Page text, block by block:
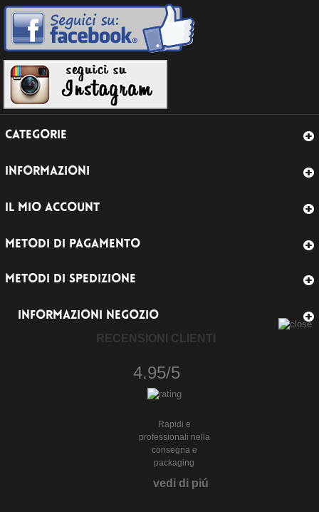
CATEGORIE
INFORMAZIONI
IL MIO ACCOUNT
METODI DI PAGAMENTO
METODI DI SPEDIZIONE
INFORMAZIONI NEGOZIO
RECENSIONI CLIENTI
4.95/5
Rapidi e
professionali nella
consegna e
packaging
vedi di piú